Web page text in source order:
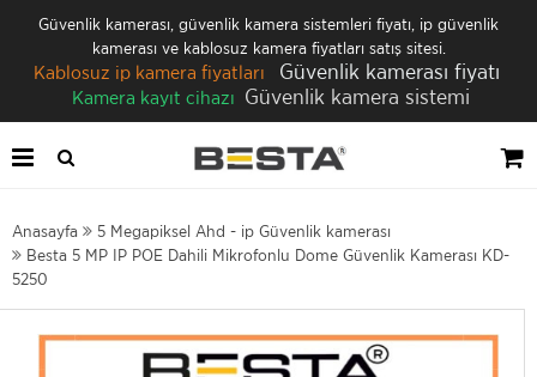
Güvenlik kamerası, güvenlik kamera sistemleri fiyatı, ip güvenlik
kamerası ve kablosuz kamera fiyatları satış sitesi.
Kablosuz ip kamera fiyatları Güvenlik kamerası fiyatı
Kamera kayıt cihazı Güvenlik kamera sistemi
Anasayfa
5 Megapiksel Ahd - ip Güvenlik kamerası
Besta 5 MP IP POE Dahili Mikrofonlu Dome Güvenlik Kamerası KD-
5250